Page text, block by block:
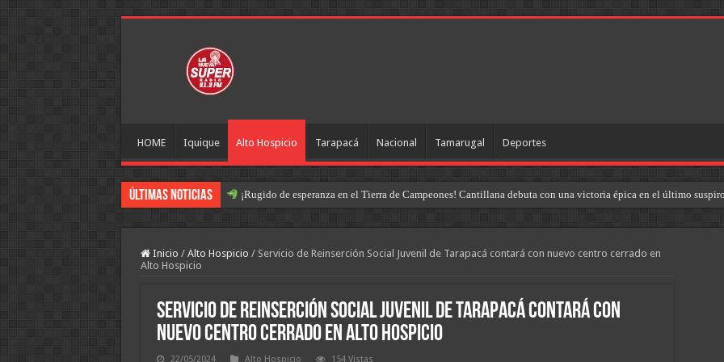
HOME Iquique Alto Hospicio Tarapacá Nacional Tamarugal Deportes
Últimas Noticias ¡Rugido de esperanza en el Tierra de Campeones! Cantillana debuta con una victoria épica en el último
Inicio / Alto Hospicio / Servicio de Reinserción Social Juvenil de Tarapacá contará con nuevo centro cerrado en
Alto Hospicio
Servicio de Reinserción Social Juvenil de Tarapacá contará con
nuevo centro cerrado en Alto Hospicio
22/05/2024 Alto Hospicio 154 Vistas